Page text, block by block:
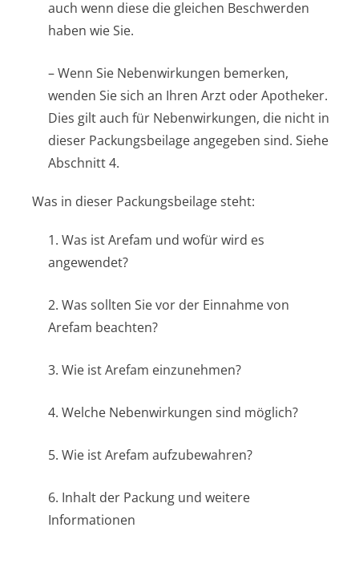
auch wenn diese die gleichen Beschwerden
haben wie Sie.
– Wenn Sie Nebenwirkungen bemerken,
wenden Sie sich an Ihren Arzt oder Apotheker.
Dies gilt auch für Nebenwirkungen, die nicht in
dieser Packungsbeilage angegeben sind. Siehe
Abschnitt 4.
Was in dieser Packungsbeilage steht:
1. Was ist Arefam und wofür wird es
angewendet?
2. Was sollten Sie vor der Einnahme von
Arefam beachten?
3. Wie ist Arefam einzunehmen?
4. Welche Nebenwirkungen sind möglich?
5. Wie ist Arefam aufzubewahren?
6. Inhalt der Packung und weitere
Informationen